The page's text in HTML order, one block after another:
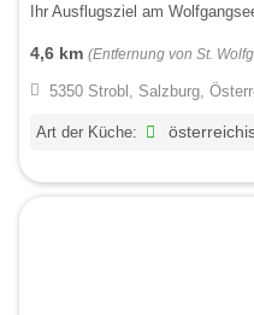
Ihr Ausflugsziel am
4,6 km (Entfernung von St.
5350 Strobl, Salzburg,
Art der Küche: